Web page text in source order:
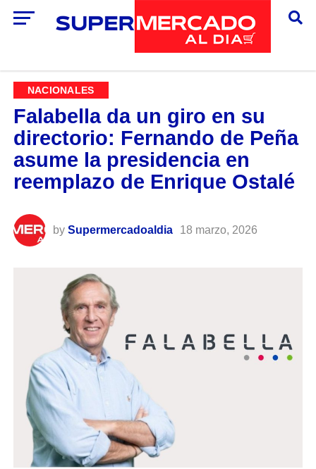
NACIONALES
Falabella da un giro en su
directorio: Fernando de Peña
asume la presidencia en
reemplazo de Enrique Ostalé
by Supermercadoaldia 18 marzo, 2026